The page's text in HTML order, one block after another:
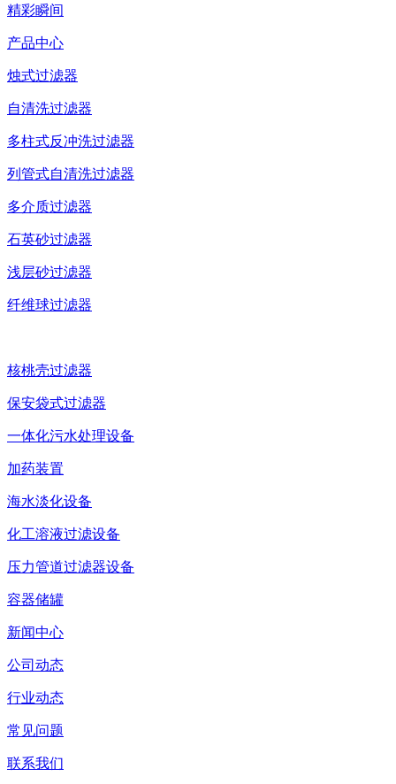
精彩瞬间
产品中心
烛式过滤器
自清洗过滤器
多柱式反冲洗过滤器
列管式自清洗过滤器
多介质过滤器
石英砂过滤器
浅层砂过滤器
纤维球过滤器
核桃壳过滤器
保安袋式过滤器
一体化污水处理设备
加药装置
海水淡化设备
化工溶液过滤设备
压力管道过滤器设备
容器储罐
新闻中心
公司动态
行业动态
常见问题
联系我们